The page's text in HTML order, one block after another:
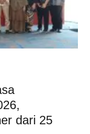
dari 25